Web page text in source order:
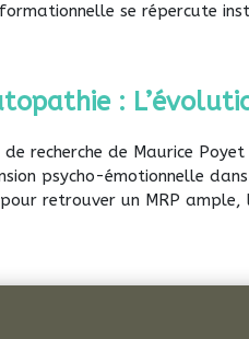
se répercute
:
de recherche de Maurice
psycho-émotionnelle
retrouver un MRP